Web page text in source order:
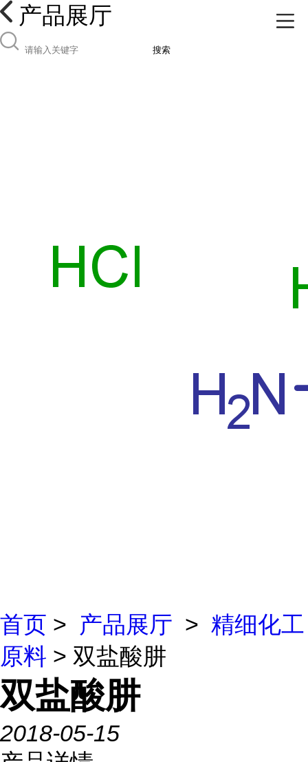
产品展厅
搜索
首页 > 产品展厅 > 精细化工
原料 > 双盐酸肼
双盐酸肼
2018-05-15